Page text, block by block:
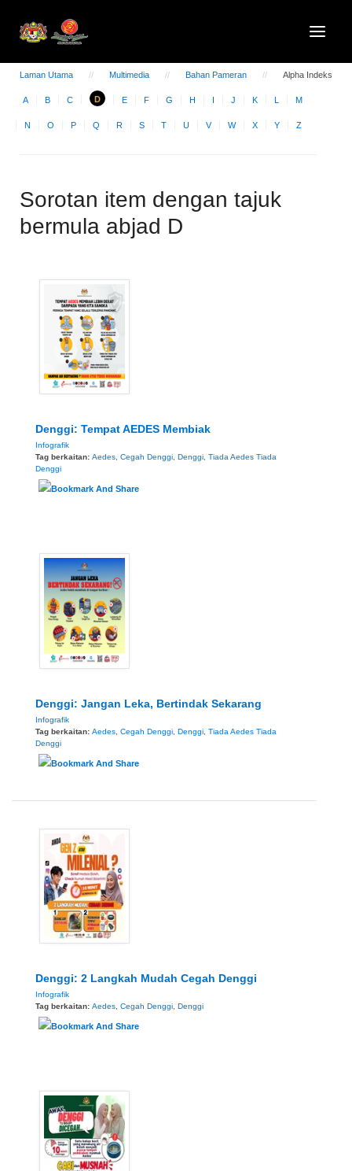
Laman Utama Multimedia Bahan Pameran Alpha Indeks
A B C D E F G H I J K L M
N O P Q R S T U V W X Y Z
Sorotan item dengan tajuk
bermula abjad D
Denggi: Tempat AEDES Membiak
Infografik
Tag berkaitan: Aedes, Cegah Denggi, Denggi, Tiada Aedes Tiada
Denggi
Denggi: Jangan Leka, Bertindak Sekarang
Infografik
Tag berkaitan: Aedes Cegah Denggi Denggi Tiada Aedes Tiada
Denggi
Denggi: 2 Langkah Mudah Cegah Denggi
Infografik
Tag berkaitan: Aedes, Cegah Denggi, Denggi